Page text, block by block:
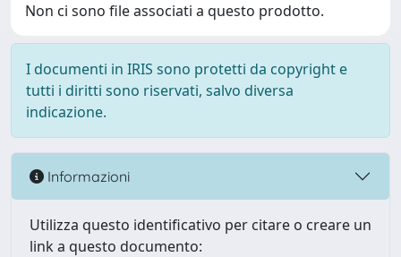
Non ci sono file associati a questo prodotto.
I documenti in IRIS sono protetti da copyright e
tutti i diritti sono riservati, salvo diversa
indicazione.
Informazioni
Utilizza questo identificativo per citare o creare un
link a questo documento: